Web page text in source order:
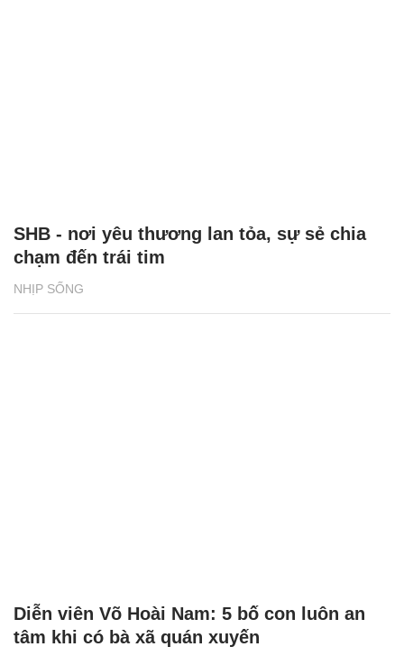
NHỊP SỐNG
SHB - nơi yêu thương lan tỏa, sự sẻ chia
chạm đến trái tim
Diễn viên Võ Hoài Nam: 5 bố con luôn an
tâm khi có bà xã quán xuyến